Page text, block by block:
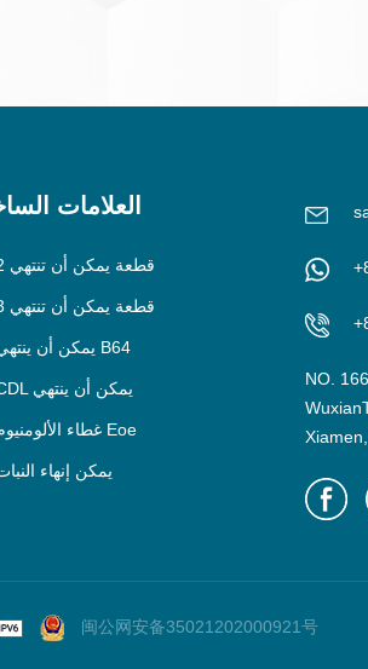
العلامات
2 قطعة يمكن أن تنتهي
3 قطعة يمكن أن تنتهي
يمكن أن ينتهي B64
CDL يمكن أن ينتهي
غطاء الألومنيوم Eoe
يمكن إنهاء
NO.
闽公网安备35021202000921号